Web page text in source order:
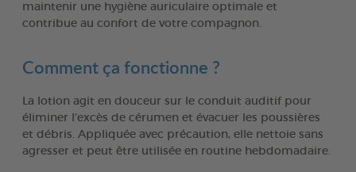
maintenir une hygiène auriculaire optimale et
contribue au confort de votre compagnon.
Comment ça fonctionne ?
La lotion agit en douceur sur le conduit auditif pour
éliminer l’excès de cérumen et évacuer les poussières
et débris. Appliquée avec précaution, elle nettoie sans
agresser et peut être utilisée en routine hebdomadaire.